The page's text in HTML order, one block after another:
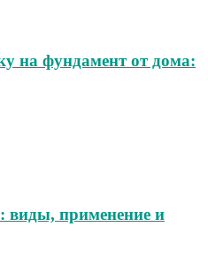
на фундамент от дома:
виды, применение и